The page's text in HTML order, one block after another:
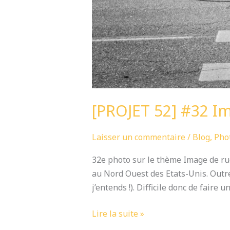
[PROJET 52] #32
Laisser un commentaire / Blog,
32e photo sur le thème Image de
au Nord Ouest des Etats-Unis.
j’entends !). Difficile donc de faire
Lire la suite »